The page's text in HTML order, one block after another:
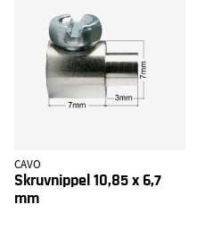
CAVO
Skruvnippel 10,85 x 6,7
mm